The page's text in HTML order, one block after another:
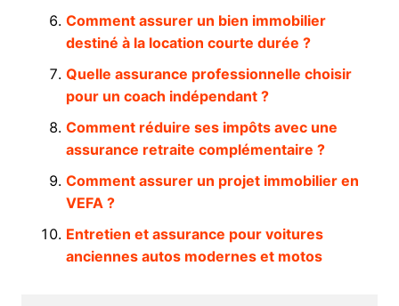
Comment assurer un bien immobilier
destiné à la location courte durée ?
Quelle assurance professionnelle choisir
pour un coach indépendant ?
Comment réduire ses impôts avec une
assurance retraite complémentaire ?
Comment assurer un projet immobilier en
VEFA ?
Entretien et assurance pour voitures
anciennes autos modernes et motos